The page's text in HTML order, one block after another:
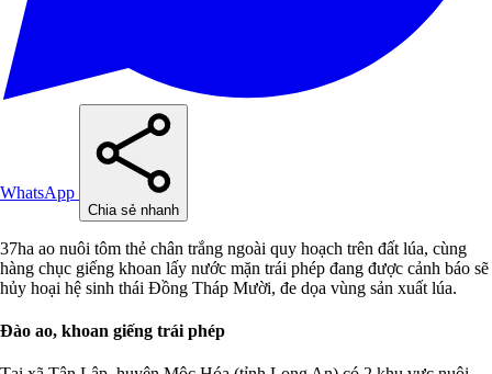
WhatsApp
Chia sẻ nhanh
37ha ao nuôi tôm thẻ chân trắng ngoài quy hoạch trên đất lúa, cùng
hàng chục giếng khoan lấy nước mặn trái phép đang được cảnh báo sẽ
hủy hoại hệ sinh thái Đồng Tháp Mười, đe dọa vùng sản xuất lúa.
Đào ao, khoan giếng trái phép